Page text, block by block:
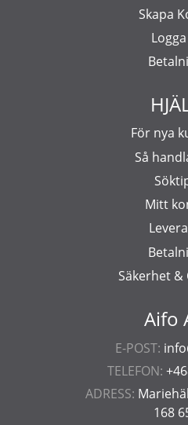
Aifo
E-POST:
TELEFON:
ADRESS:
168
Skapa
För nya
Så
Mitt
Säkerhet &